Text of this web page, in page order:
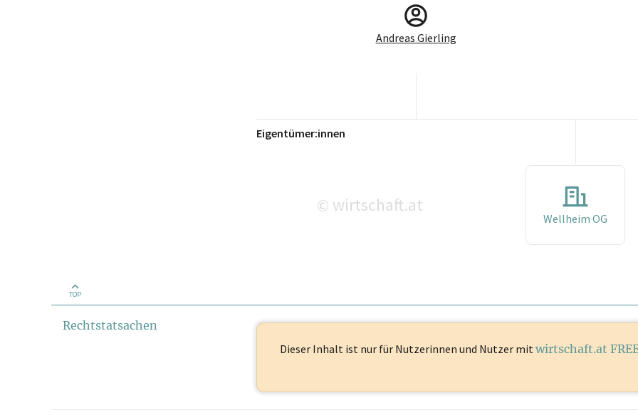
Andreas Gierling
Eigentümer:innen
© wirtschaft.at
Wellheim OG
TOP
Rechtstatsachen
Dieser Inhalt ist nur für Nutzerinnen und Nutzer mit wirtschaft.at